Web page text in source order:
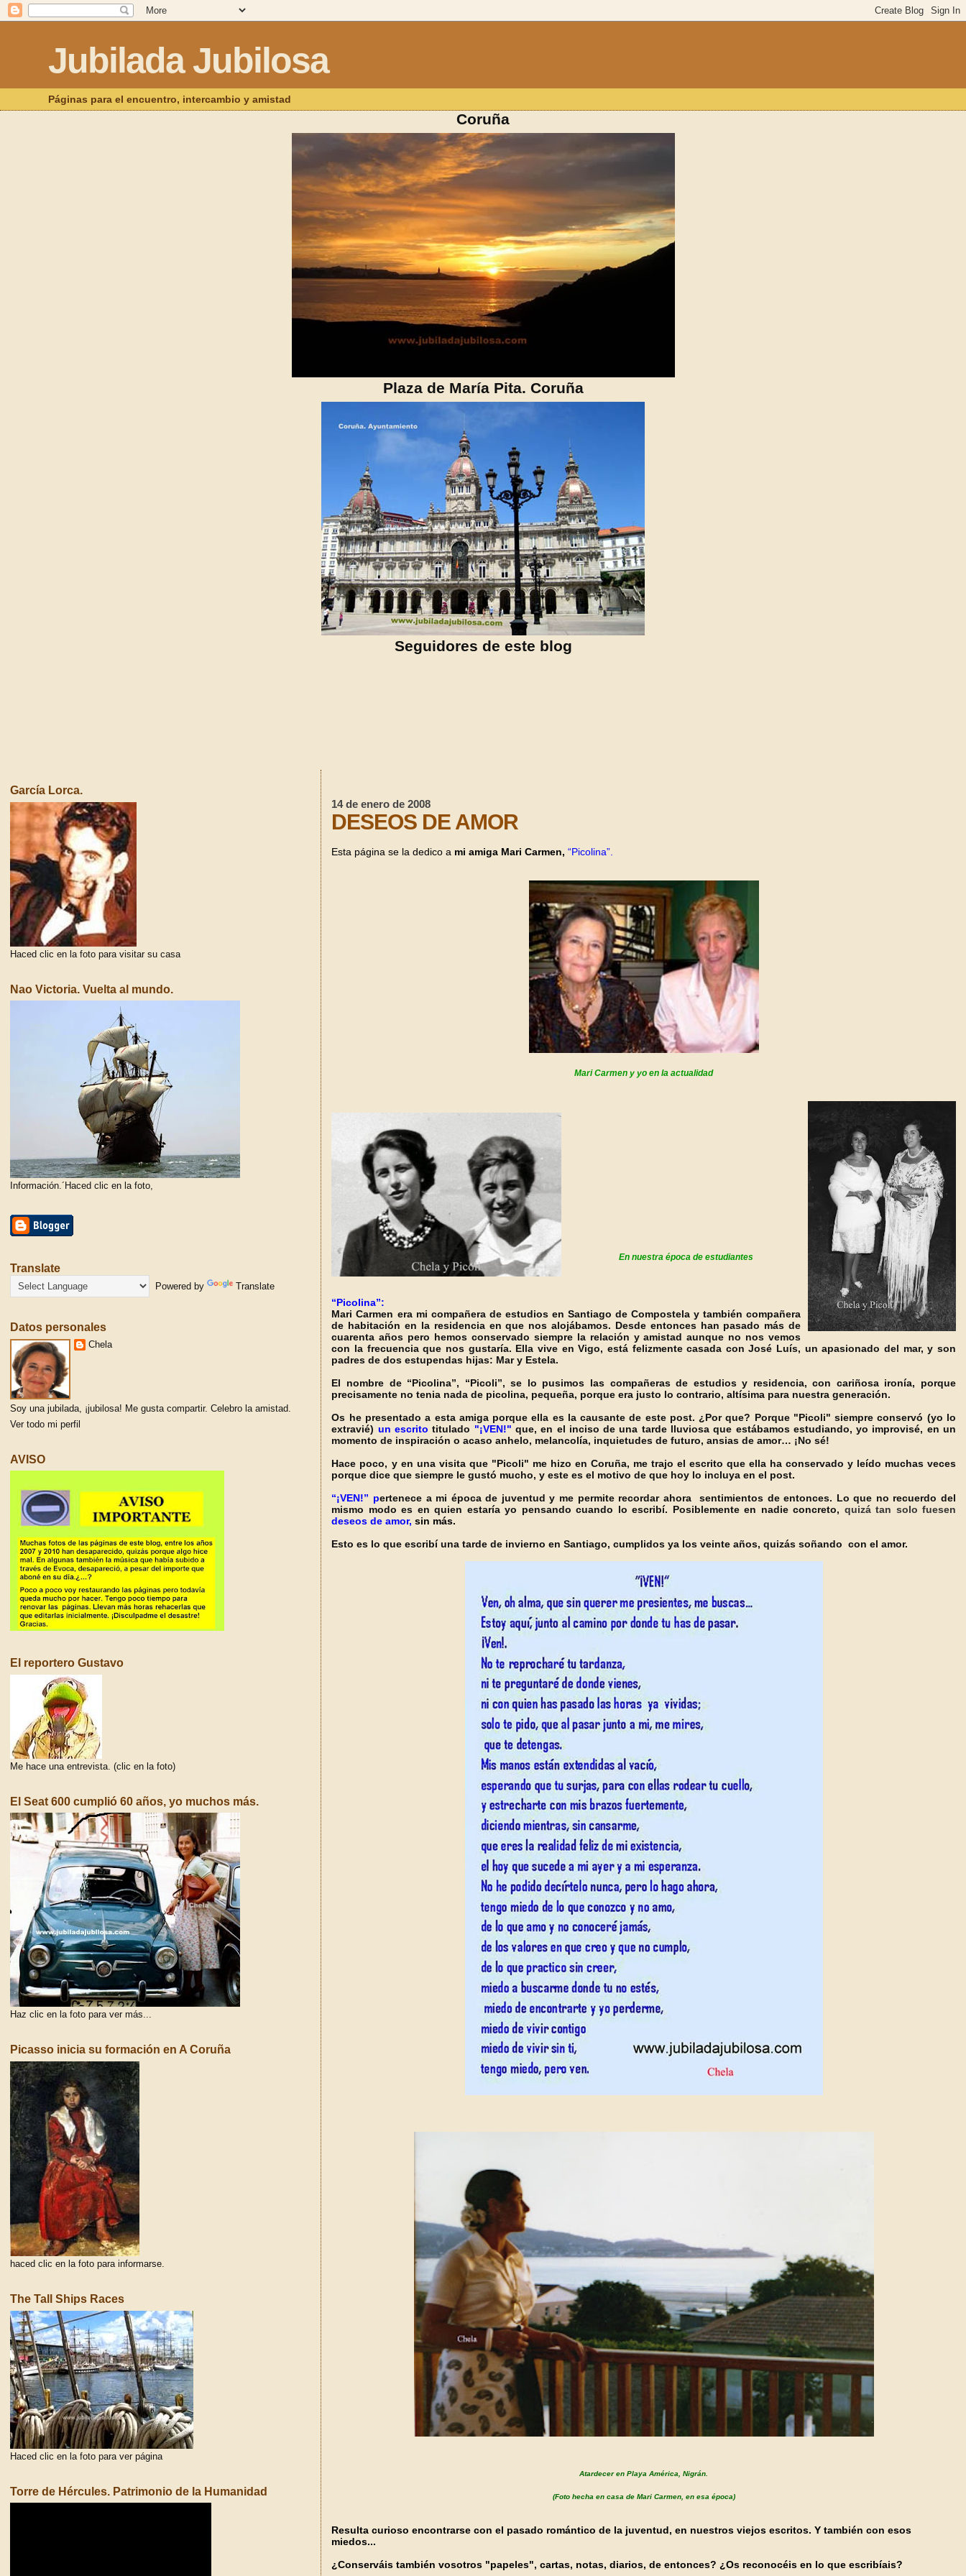
Jubilada Jubilosa
Páginas para el encuentro, intercambio y amistad
Coruña
Plaza de María Pita. Coruña
Seguidores de este blog
14 de enero de 2008
DESEOS DE AMOR
Esta página se la dedico a mi amiga Mari Carmen, “Picolina”.
Mari Carmen y yo en la actualidad
En nuestra época de estudiantes
“Picolina”:
Mari Carmen era mi compañera de estudios en Santiago de Compostela y también compañera
de habitación en la residencia en que nos alojábamos. Desde entonces han pasado más de
cuarenta años pero hemos conservado siempre la relación y amistad aunque no nos vemos
con la frecuenciaque nos gustaría. Ella vive en Vigo, está felizmente casada con José Luís, un apasionado del mar, y son
padres de dos estupendas hijas: Mar y Estela.
El nombre de “Picolina”, “Picoli”, se lo pusimos las compañeras de estudios y residencia, con cariñosa ironía, porque
precisamente no tenia nada de picolina, pequeña, porque era justo lo contrario, altísima para nuestra generación.
Os he presentado a esta amiga porque ella es la causante de este post. ¿Por que? Porque "Picoli" siempre conservó (yo lo
extravié) un escrito titulado "¡VEN!" que, en el inciso de una tarde lluviosa que estábamos estudiando, yo improvisé, en un
momento de inspiración o acaso anhelo, melancolía, inquietudes de futuro, ansias de amor… ¡No sé!
Hace poco, y en una visita que "Picoli" me hizo en Coruña, me trajo el escrito que ella ha conservado y leído muchas veces
porque dice que siempre le gustó mucho, y este es el motivo de que hoy lo incluya en el post.
“¡VEN!” pertenece a mi época de juventud y me permite recordar ahora sentimientos de entonces. Lo que no recuerdo del
mismo modo es en quien estaría yo pensando cuando lo escribí. Posiblemente en nadie concreto, quizá tan solo fuesen
deseos de amor,sin más.
Esto es lo queescribí una tarde de invierno en Santiago, cumplidos ya los veinte años,quizás soñandocon el amor.
Atardecer en Playa América, Nigrán.
(Foto hecha en casa de Mari Carmen, en esa época)
Resulta curioso encontrarse con el pasado romántico de la juventud, en nuestros viejos escritos. Y también con esos
miedos...
¿Conserváis también vosotros "papeles", cartas, notas, diarios, de entonces? ¿Os reconocéis en lo que escribíais?
García Lorca.
Haced clic en la foto para visitar su casa
Nao Victoria. Vuelta al mundo.
Información.´Haced clic en la foto,
Translate
Powered by Translate
Datos personales
Chela
Soy una jubilada, ¡jubilosa! Me gusta compartir. Celebro la amistad.
Ver todo mi perfil
AVISO
El reportero Gustavo
Me hace una entrevista. (clic en la foto)
El Seat 600 cumplió 60 años, yo muchos más.
Haz clic en la foto para ver más...
Picasso inicia su formación en A Coruña
haced clic en la foto para informarse.
The Tall Ships Races
Haced clic en la foto para ver página
Torre de Hércules. Patrimonio de la Humanidad